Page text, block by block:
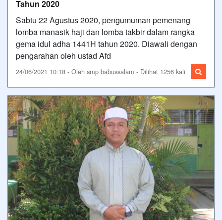
Tahun 2020
Sabtu 22 Agustus 2020, pengumuman pemenang
lomba manasik haji dan lomba takbir dalam rangka
gema idul adha 1441H tahun 2020. Diawali dengan
pengarahan oleh ustad Afd
24/06/2021 10:18 - Oleh smp babussalam - Dilihat 1256 kali